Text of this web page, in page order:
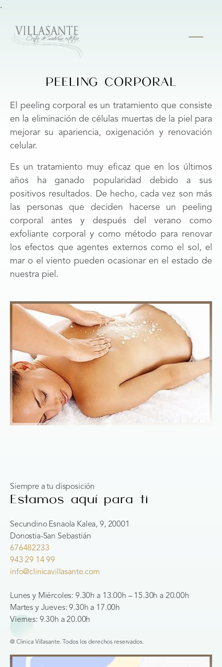
.
PEELING CORPORAL
El peeling corporal es un tratamiento que consiste
en la eliminación de células muertas de la piel para
mejorar su apariencia, oxigenación y renovación
celular.
Es un tratamiento muy eficaz que en los últimos
años ha ganado popularidad debido a sus
positivos resultados. De hecho, cada vez son más
las personas que deciden hacerse un peeling
corporal antes y después del verano como
exfoliante corporal y como método para renovar
los efectos que agentes externos como el sol, el
mar o el viento pueden ocasionar en el estado de
nuestra piel.
Siempre a tu disposición
Estamos aquí para ti
Secundino Esnaola Kalea, 9, 20001
Donostia-San Sebastián
676482233
943 29 14 99
info@clinicavillasante.com
Lunes y Miércoles: 9.30h a 13.00h – 15.30h a 20.00h
Martes y Jueves: 9.30h a 17.00h
Viernes: 9.30h a 20.00h
@ Clinica Villasante. Todos los derechos reservados.